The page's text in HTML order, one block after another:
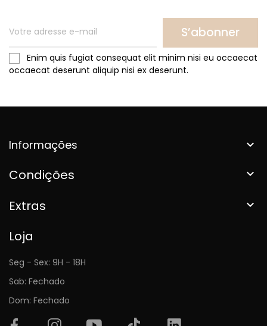
S’abonner
Enim quis fugiat consequat elit minim nisi eu occaecat
occaecat deserunt aliquip nisi ex deserunt.
Informações 
Condições 
Extras 
Loja
Seg - Sex: 9H - 18H
Sab: Fechado
Dom: Fechado